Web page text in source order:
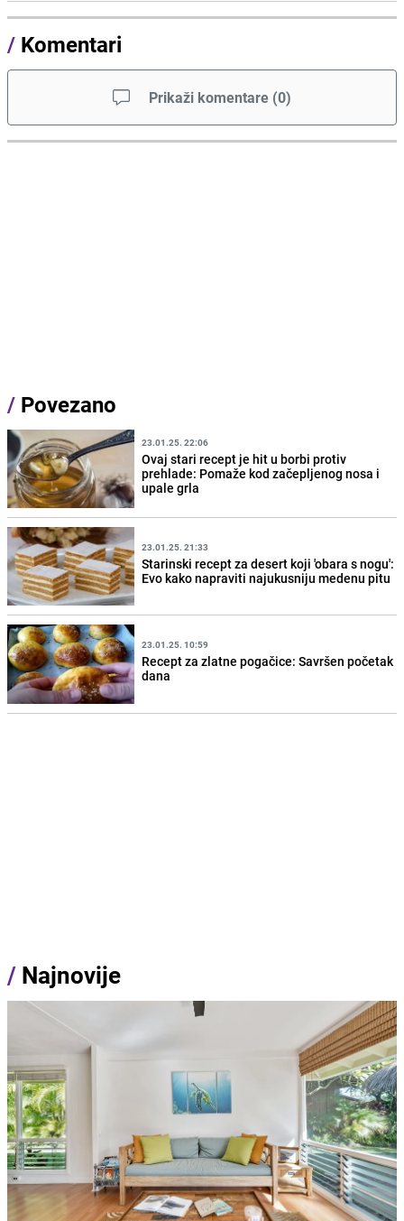
/ Komentari
Prikaži komentare (0)
/ Povezano
23.01.25. 22:06
Ovaj stari recept je hit u borbi protiv
prehlade: Pomaže kod začepljenog nosa i
upale grla
23.01.25. 21:33
Starinski recept za desert koji 'obara s nogu':
Evo kako napraviti najukusniju medenu pitu
23.01.25. 10:59
Recept za zlatne pogačice: Savršen početak
dana
/ Najnovije